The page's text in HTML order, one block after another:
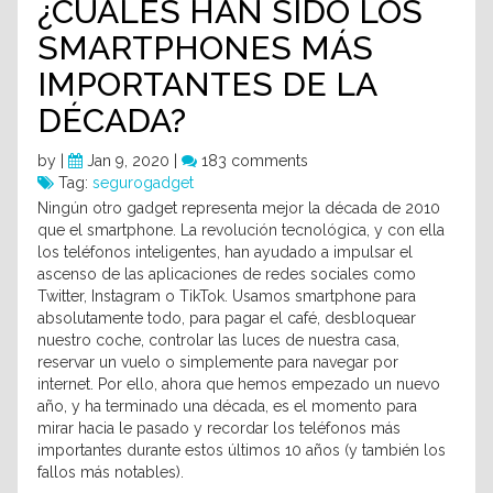
¿CUALES HAN SIDO LOS
SMARTPHONES MÁS
IMPORTANTES DE LA
DÉCADA?
by Jan 9, 2020 |
183 comments
Tag: segurogadget
Ningún otro gadget representa mejor la década de 2010
que el smartphone. La revolución tecnológica, y con ella
los teléfonos inteligentes, han ayudado a impulsar el
ascenso de las aplicaciones de redes sociales como
Twitter, Instagram o TikTok. Usamos smartphone para
absolutamente todo, para pagar el café, desbloquear
nuestro coche, controlar las luces de nuestra casa,
reservar un vuelo o simplemente para navegar por
internet. Por ello, ahora que hemos empezado un nuevo
año, y ha terminado una década, es el momento para
mirar hacia le pasado y recordar los teléfonos más
importantes durante estos últimos 10 años (y también los
fallos más notables).